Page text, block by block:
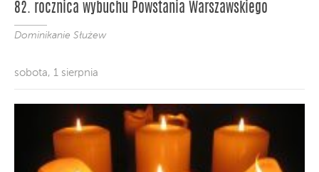
82. rocznica wybuchu Powstania Warszawskiego
Dominikanie Służew
sobota, 1 sierpnia